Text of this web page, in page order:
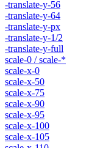
-translate-y-56
-translate-y-64
-translate-y-px
-translate-y-1/2
-translate-y-full
scale-0 / scale-*
scale-x-0
scale-x-50
scale-x-75
scale-x-90
scale-x-95
scale-x-100
scale-x-105